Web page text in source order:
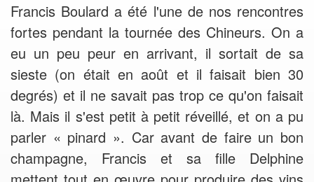
Francis Boulard a été l'une de nos rencontres
fortes pendant la tournée des Chineurs. On a
eu un peu peur en arrivant, il sortait de sa
sieste (on était en août et il faisait bien 30
degrés) et il ne savait pas trop ce qu'on faisait
là. Mais il s'est petit à petit réveillé, et on a pu
parler « pinard ». Car avant de faire un bon
champagne, Francis et sa fille Delphine